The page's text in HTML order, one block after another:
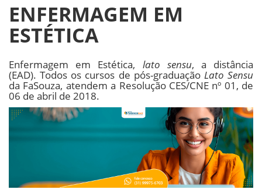
ENFERMAGEM EM
ESTÉTICA
Enfermagem em Estética, lato sensu, a distância
(EAD). Todos os cursos de pós-graduação Lato Sensu
da FaSouza, atendem a Resolução CES/CNE nº 01, de
06 de abril de 2018.